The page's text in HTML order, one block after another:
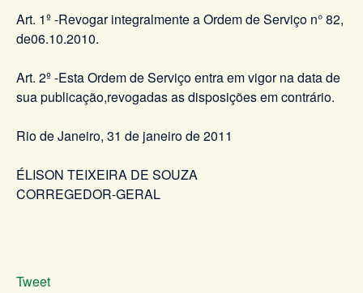
Art. 1º -Revogar integralmente a Ordem de Serviço n° 82,
de06.10.2010.
Art. 2º -Esta Ordem de Serviço entra em vigor na data de
sua publicação,revogadas as disposições em contrário.
Rio de Janeiro, 31 de janeiro de 2011
ÉLISON TEIXEIRA DE SOUZA
CORREGEDOR-GERAL
Tweet